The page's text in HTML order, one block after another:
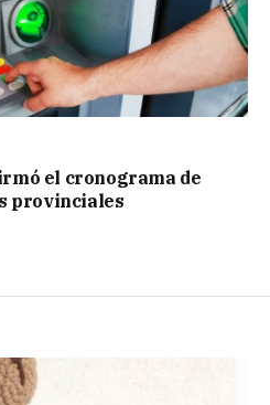
el cronograma de
provinciales